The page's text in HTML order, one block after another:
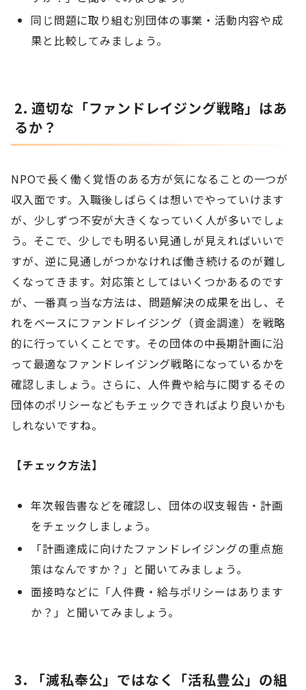
同じ問題に取り組む別団体の事業・活動内容や成
果と比較してみましょう。
2. 適切な「ファンドレイジング戦略」はあ
るか？
NPOで長く働く覚悟のある方が気になることの一つが
収入面です。入職後しばらくは想いでやっていけます
が、少しずつ不安が大きくなっていく人が多いでしょ
う。そこで、少しでも明るい見通しが見えればいいで
すが、逆に見通しがつかなければ働き続けるのが難し
くなってきます。対応策としてはいくつかあるのです
が、一番真っ当な方法は、問題解決の成果を出し、そ
れをベースにファンドレイジング（資金調達）を戦略
的に行っていくことです。その団体の中長期計画に沿
って最適なファンドレイジング戦略になっているかを
確認しましょう。さらに、人件費や給与に関するその
団体のポリシーなどもチェックできればより良いかも
しれないですね。
【チェック方法】
年次報告書などを確認し、団体の収支報告・計画
をチェックしましょう。
「計画達成に向けたファンドレイジングの重点施
策はなんですか？」と聞いてみましょう。
面接時などに「人件費・給与ポリシーはあります
か？」と聞いてみましょう。
3. 「滅私奉公」ではなく「活私豊公」の組